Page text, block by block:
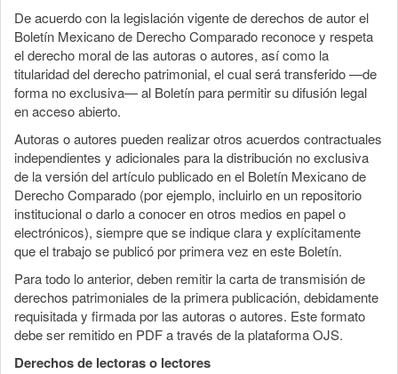
De acuerdo con la legislación vigente de derechos de autor el
Boletín Mexicano de Derecho Comparado reconoce y respeta
el derecho moral de las autoras o autores, así como la
titularidad del derecho patrimonial, el cual será transferido —de
forma no exclusiva— al Boletín para permitir su difusión legal
en acceso abierto.
Autoras o autores pueden realizar otros acuerdos contractuales
independientes y adicionales para la distribución no exclusiva
de la versión del artículo publicado en el Boletín Mexicano de
Derecho Comparado (por ejemplo, incluirlo en un repositorio
institucional o darlo a conocer en otros medios en papel o
electrónicos), siempre que se indique clara y explícitamente
que el trabajo se publicó por primera vez en este Boletín.
Para todo lo anterior, deben remitir la carta de transmisión de
derechos patrimoniales de la primera publicación, debidamente
requisitada y firmada por las autoras o autores. Este formato
debe ser remitido en PDF a través de la plataforma OJS.
Derechos de lectoras o lectores